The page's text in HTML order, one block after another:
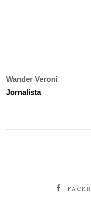
Wander Veroni
Jornalista